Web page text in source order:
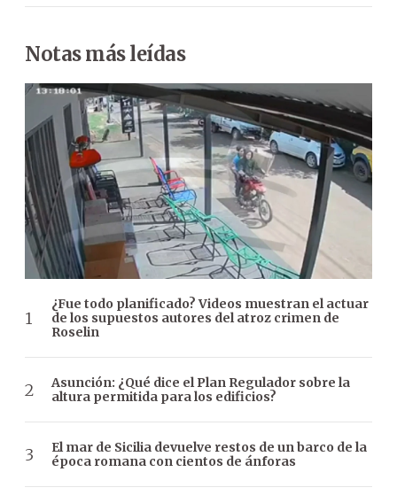
Notas más leídas
¿Fue todo planificado? Videos muestran el actuar
de los supuestos autores del atroz crimen de
Roselin
Asunción: ¿Qué dice el Plan Regulador sobre la
altura permitida para los edificios?
El mar de Sicilia devuelve restos de un barco de la
época romana con cientos de ánforas